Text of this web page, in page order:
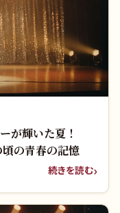
が輝いた夏！
の青春の記憶
続きを読む